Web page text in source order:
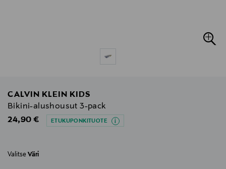
CALVIN KLEIN KIDS
Bikini-alushousut 3-pack
Original Price
24,90 € ETUKUPONKITUOTE
Valitse Väri